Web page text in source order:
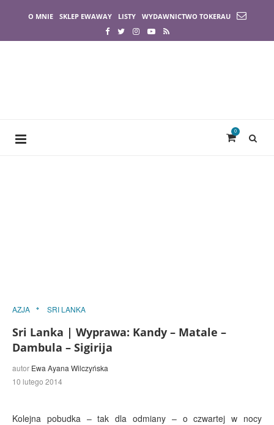
O MNIE SKLEP EWAWAY LISTY WYDAWNICTWO TOKERAU
0
AZJA SRI LANKA
Sri Lanka | Wyprawa: Kandy – Matale –
Dambula – Sigirija
autor Ewa Ayana Wilczyńska
10 lutego 2014
Kolejna pobudka – tak dla odmiany – o czwartej w nocy